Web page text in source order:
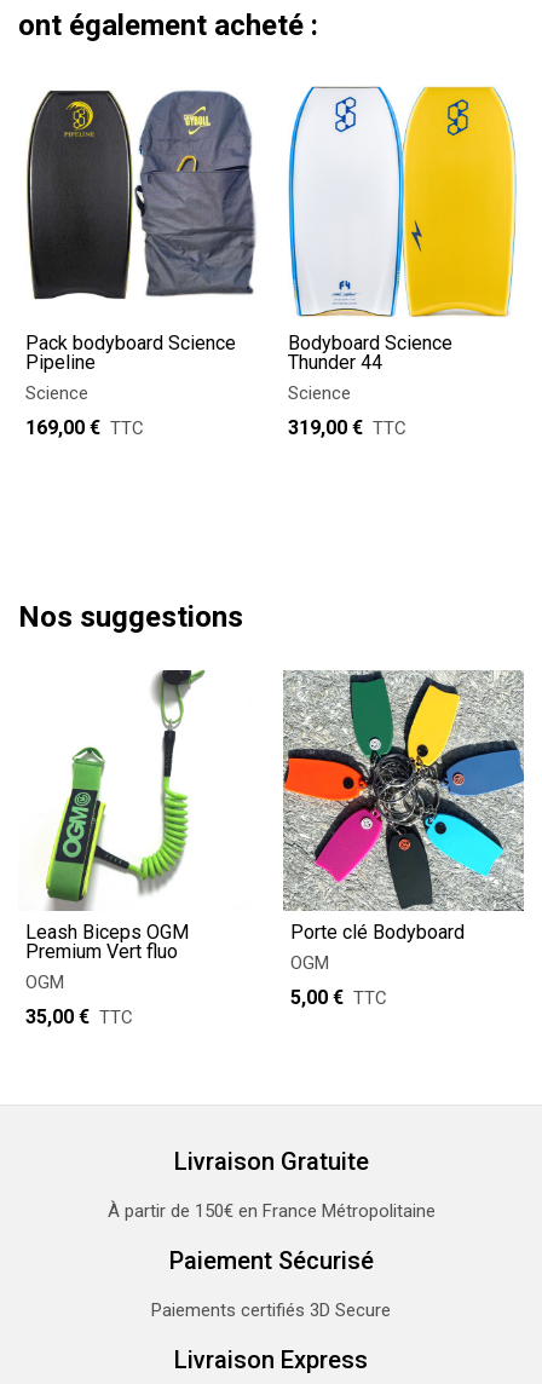
ont également acheté :
Pack bodyboard Science
Pipeline
Science
169,00 € TTC
Bodyboard Science
Thunder 44
Science
319,00 € TTC
Nos suggestions
Leash Biceps OGM
Premium Vert fluo
OGM
35,00 € TTC
Porte clé Bodyboard
OGM
5,00 € TTC
Livraison Gratuite
À partir de 150€ en France Métropolitaine
Paiement Sécurisé
Paiements certifiés 3D Secure
Livraison Express